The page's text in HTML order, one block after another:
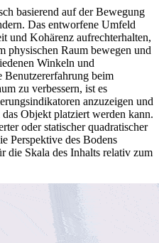
basierend auf der Bewegung
Das entworfene Umfeld
und Kohärenz aufrechterhalten,
physischen Raum bewegen und
Winkeln und
Benutzererfahrung beim
zu verbessern, ist es
anzuzeigen und
Objekt platziert werden kann.
oder statischer quadratischer
Perspektive des Bodens
die Skala des Inhalts relativ zum